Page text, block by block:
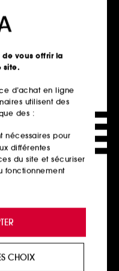
Ajouter au panier
de BHA
vous offrir la
site.
d’achat en ligne
utilisent des
des :
nécessaires pour
différentes
du site et sécuriser
fonctionnement
être désactivés.
enrichie et
des
contenus qui
adaptées à
CHOIX